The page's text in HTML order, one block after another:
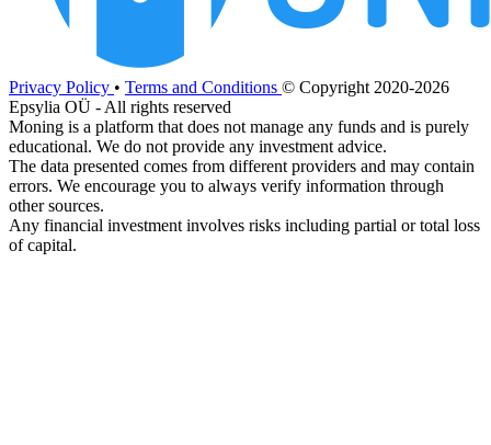
Privacy Policy • Terms and Conditions © Copyright 2020-2026
Epsylia OÜ - All rights reserved
Moning is a platform that does not manage any funds and is purely
educational. We do not provide any investment advice.
The data presented comes from different providers and may contain
errors. We encourage you to always verify information through
other sources.
Any financial investment involves risks including partial or total loss
of capital.